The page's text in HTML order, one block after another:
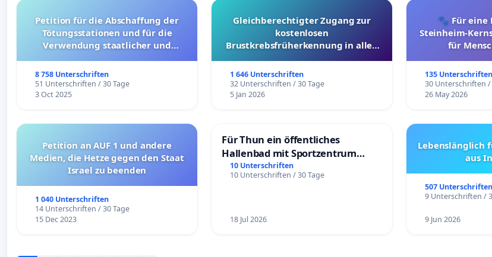
Petition für die Abschaffung der
Tötungsstationen und für die
Verwendung staatlicher und
8 758 Unterschriften
51 Unterschriften / 30 Tage
3 Oct 2025
Gleichberechtigter Zugang zur
kostenlosen
Brustkrebsfrüherkennung in allen
1 646 Unterschriften
32 Unterschriften / 30 Tage
5 Jan 2026
🐾 Für eine
Steinheim-
für
135 Unterschriften
30 Unterschriften /
26 May 2026
Petition an AUF 1 und andere
Medien, die Hetze gegen den Staat
Israel zu beenden
1 040 Unterschriften
14 Unterschriften / 30 Tage
15 Dec 2023
Für Thun ein öffentliches
Hallenbad mit Sportzentrum
schaffen
10 Unterschriften
10 Unterschriften / 30 Tage
18 Jul 2026
Lebenslänglich
aus
507 Unterschriften
9 Unterschriften /
9 Jun 2026